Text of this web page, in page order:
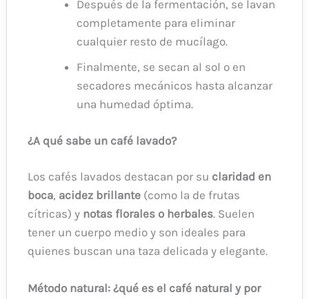
Después de la fermentación, se lavan
completamente para eliminar
cualquier resto de mucílago.
Finalmente, se secan al sol o en
secadores mecánicos hasta alcanzar
una humedad óptima.
¿A qué sabe un café lavado?
Los cafés lavados destacan por su claridad en
boca, acidez brillante (como la de frutas
cítricas) y notas florales o herbales. Suelen
tener un cuerpo medio y son ideales para
quienes buscan una taza delicada y elegante.
Método natural: ¿qué es el café natural y por